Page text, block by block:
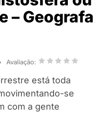
– Geografa
Avaliação:
está toda
se
com a gente